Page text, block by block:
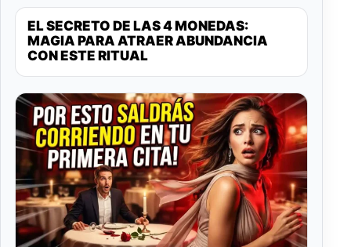
EL SECRETO DE LAS 4 MONEDAS:
MAGIA PARA ATRAER ABUNDANCIA
CON ESTE RITUAL